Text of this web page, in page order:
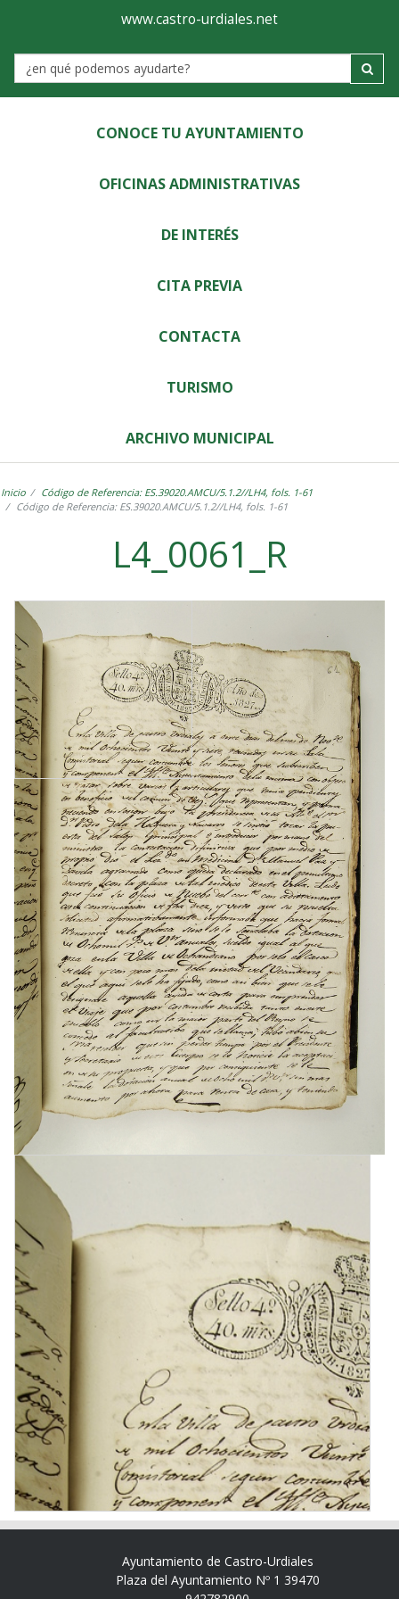
Ayuntamiento
de
Castro-
Urdiales
www.castro-urdiales.net
Label
CONOCE TU AYUNTAMIENTO
OFICINAS ADMINISTRATIVAS
DE INTERÉS
CITA PREVIA
CONTACTA
TURISMO
ARCHIVO MUNICIPAL
Inicio
Código de Referencia: ES.39020.AMCU/5.1.2//LH4, fols. 1-61
Código de Referencia: ES.39020.AMCU/5.1.2//LH4, fols. 1-61
L4_0061_R
Ayuntamiento de Castro-Urdiales
Plaza del Ayuntamiento Nº 1 39470